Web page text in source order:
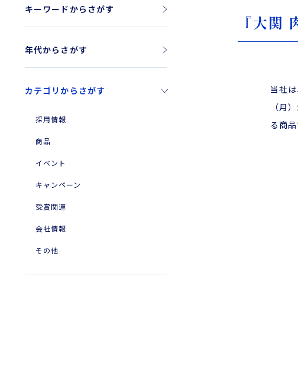
キーワードからさがす
年代からさがす
2025年
2024年
2023年
2010年
2004年
カテゴリからさがす
採用情報
商品
イベント
キャンペーン
受賞関連
会社情報
その他
『大関
当社
（月
る商品